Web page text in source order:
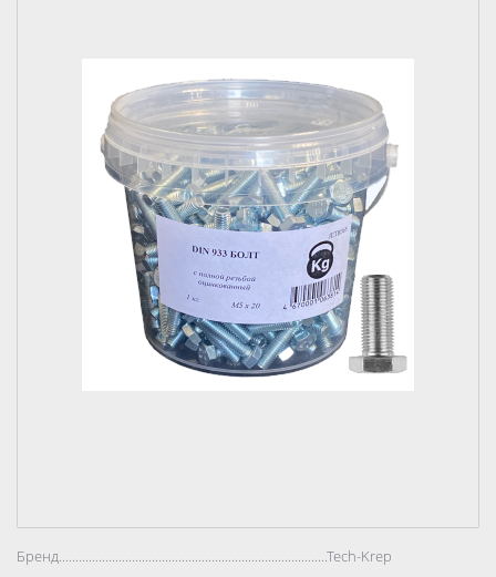
Бренд..................................................................................Tech-Krep